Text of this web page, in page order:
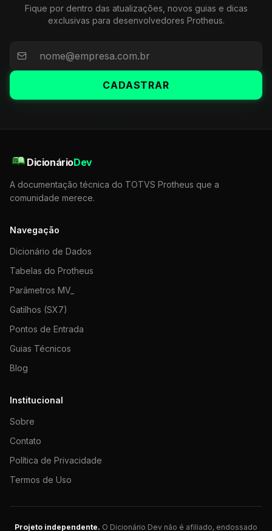
Fique por dentro das atualizações, novos guias e dicas
exclusivas para desenvolvedores Protheus.
CADASTRAR
DicionárioDev
A documentação técnica do TOTVS Protheus que a
comunidade merece.
Navegação
Dicionário de Dados
Tabelas do Protheus
Parâmetros MV_
Gatilhos (SX7)
Pontos de Entrada
Guias Técnicos
Blog
Institucional
Sobre
Contato
Política de Privacidade
Termos de Uso
Projeto independente. O Dicionário Dev não é afiliado, endossado